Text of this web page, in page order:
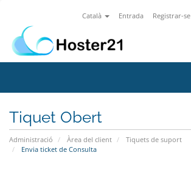
Català Entrada Registrar-se
Tiquet Obert
Administració Àrea del client
Tiquets de suport
Envia ticket de Consulta